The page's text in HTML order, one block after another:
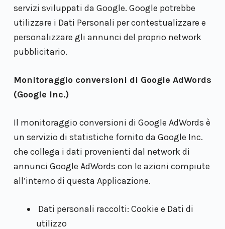
servizi sviluppati da Google. Google potrebbe
utilizzare i Dati Personali per contestualizzare e
personalizzare gli annunci del proprio network
pubblicitario.
Monitoraggio conversioni di Google AdWords
(Google Inc.)
Il monitoraggio conversioni di Google AdWords è
un servizio di statistiche fornito da Google Inc.
che collega i dati provenienti dal network di
annunci Google AdWords con le azioni compiute
all’interno di questa Applicazione.
Dati personali raccolti: Cookie e Dati di
utilizzo